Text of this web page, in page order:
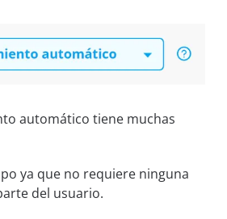
automático tiene muchas
ya que no requiere ninguna
del usuario.